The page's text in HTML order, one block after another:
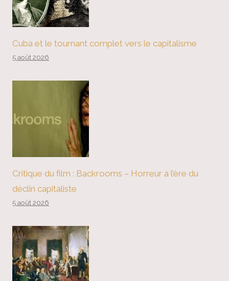
Cuba et le tournant complet vers le capitalisme
5 août 2026
Critique du film : Backrooms – Horreur à l’ère du
déclin capitaliste
5 août 2026